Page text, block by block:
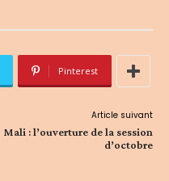
Pinterest
Article suivant
Mali : l’ouverture de la session
d’octobre